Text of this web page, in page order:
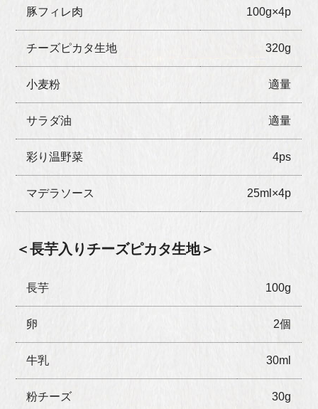
豚フィレ肉 100g×4p
チーズピカタ生地 320g
小麦粉 適量
サラダ油 適量
彩り温野菜 4ps
マデラソース 25ml×4p
＜長芋入りチーズピカタ生地＞
長芋 100g
卵 2個
牛乳 30ml
粉チーズ 30g